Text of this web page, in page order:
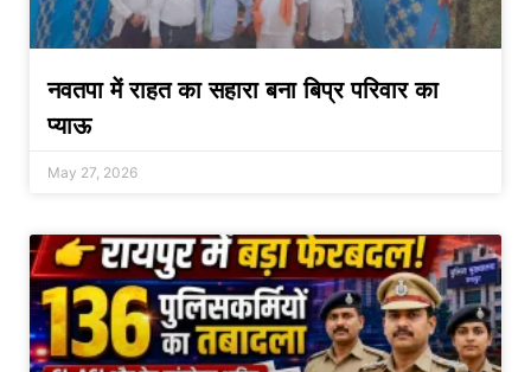
नवतपा में राहत का सहारा बना बिप्र परिवार का
प्याऊ
May 27, 2026